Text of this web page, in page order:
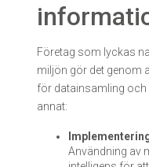
Företag som lyckas
miljön gör det genom
för datainsamling och
annat:
Användning av